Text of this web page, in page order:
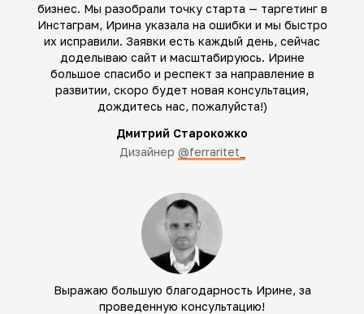
бизнес. Мы разобрали точку старта — таргетинг в
Инстаграм, Ирина указала на ошибки и мы быстро
их исправили. Заявки есть каждый день, сейчас
доделываю сайт и масштабируюсь. Ирине
большое спасибо и респект за направление в
развитии, скоро будет новая консультация,
дождитесь нас, пожалуйста!)
Дмитрий Старокожко
Дизайнер @ferraritet_
Выражаю большую благодарность Ирине, за
проведенную консультацию!